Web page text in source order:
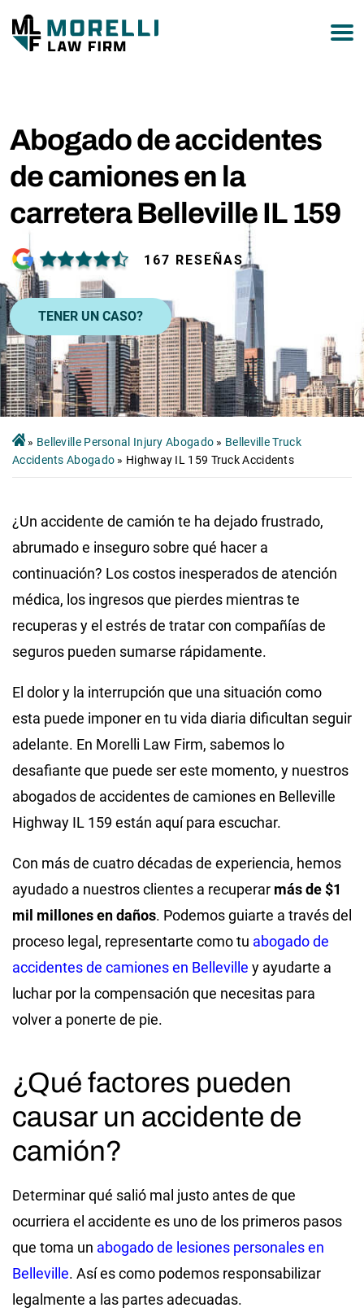
Abogado de accidentes
de camiones en la
carretera Belleville IL 159
167 RESEÑAS
TENER UN CASO?
» Belleville Personal Injury Abogado » Belleville Truck
Accidents Abogado » Highway IL 159 Truck Accidents
¿Un accidente de camión te ha dejado frustrado,
abrumado e inseguro sobre qué hacer a
continuación? Los costos inesperados de atención
médica, los ingresos que pierdes mientras te
recuperas y el estrés de tratar con compañías de
seguros pueden sumarse rápidamente.
El dolor y la interrupción que una situación como
esta puede imponer en tu vida diaria dificultan seguir
adelante. En Morelli Law Firm, sabemos lo
desafiante que puede ser este momento, y nuestros
abogados de accidentes de camiones en Belleville
Highway IL 159 están aquí para escuchar.
Con más de cuatro décadas de experiencia, hemos
ayudado a nuestros clientes a recuperar más de $1
mil millones en daños. Podemos guiarte a través del
proceso legal, representarte como tu abogado de
accidentes de camiones en Belleville y ayudarte a
luchar por la compensación que necesitas para
volver a ponerte de pie.
¿Qué factores pueden
causar un accidente de
camión?
Determinar qué salió mal justo antes de que
ocurriera el accidente es uno de los primeros pasos
que toma un abogado de lesiones personales en
Belleville. Así es como podemos responsabilizar
legalmente a las partes adecuadas.